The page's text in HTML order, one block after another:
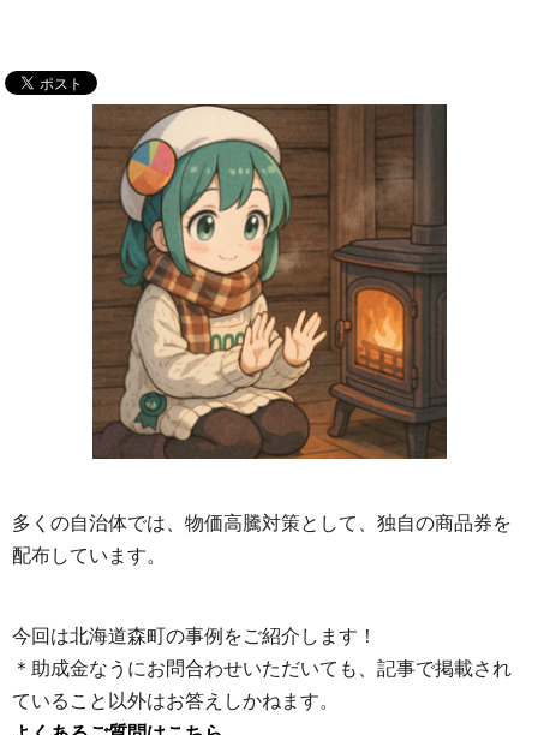
多くの自治体では、物価高騰対策として、独自の商品券を
配布しています。
今回は北海道森町の事例をご紹介します！
＊助成金なうにお問合わせいただいても、記事で掲載され
ていること以外はお答えしかねます。